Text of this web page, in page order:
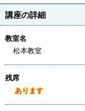
講座の詳細
教室名
松本教室
残席
あります